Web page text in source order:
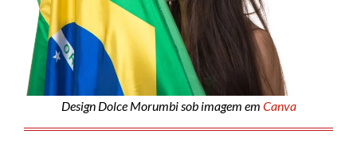
Design Dolce Morumbi sob imagem em Canva